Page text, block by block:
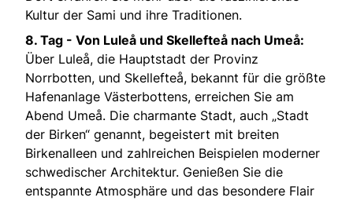
Kultur der Sami und ihre Traditionen.
8. Tag - Von Luleå und Skellefteå nach Umeå:
Über Luleå, die Hauptstadt der Provinz
Norrbotten, und Skellefteå, bekannt für die größte
Hafenanlage Västerbottens, erreichen Sie am
Abend Umeå. Die charmante Stadt, auch „Stadt
der Birken“ genannt, begeistert mit breiten
Birkenalleen und zahlreichen Beispielen moderner
schwedischer Architektur. Genießen Sie die
entspannte Atmosphäre und das besondere Flair